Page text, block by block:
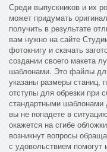
Среди выпускников и их
может придумать
получить в результате
вам нужно на сайте
фотокнигу и скачать
создании своего макета
шаблонами. Это файлы
указаны размеры станиц,
отступы для обрезки при
стандартными шаблонами
вы не попадете в
окажется на сгибе
возникнут вопросы
с удовольствием помогут